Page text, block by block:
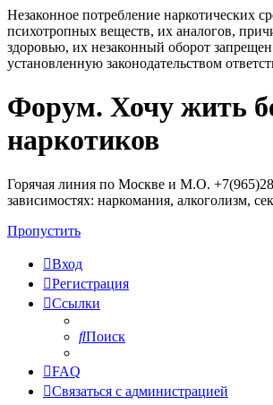
Незаконное потребление наркотических
психотропных веществ, их аналогов,
здоровью, их незаконный оборот
установленную законодательством
Регистрация
Форум. Хочу жить
наркотиков
Горячая линия по Москве и М.О.
зависимостях: наркомания, алкоголизм,
Пропустить
Вход
Регистрация
Ссылки
Поиск
FAQ
Связаться с администрацией